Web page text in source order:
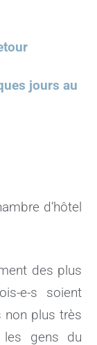
jours au
d’hôtel
des plus
e-s soient
non plus très
les gens du